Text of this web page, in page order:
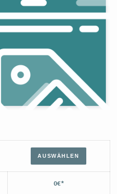
AUSWÄHLEN
0€*